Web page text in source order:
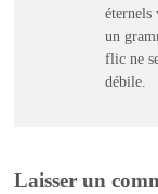
éternels
un
flic ne
débile.
Laisser un